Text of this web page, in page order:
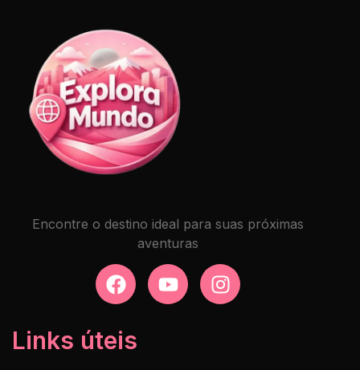
Encontre o destino ideal para suas próximas
aventuras
Links úteis